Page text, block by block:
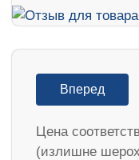
Вперед
Цена
(излишне